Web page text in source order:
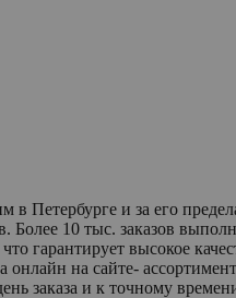
и за его
10 тыс. заказов
гарантирует высокое
на сайте-
заказа и к точному